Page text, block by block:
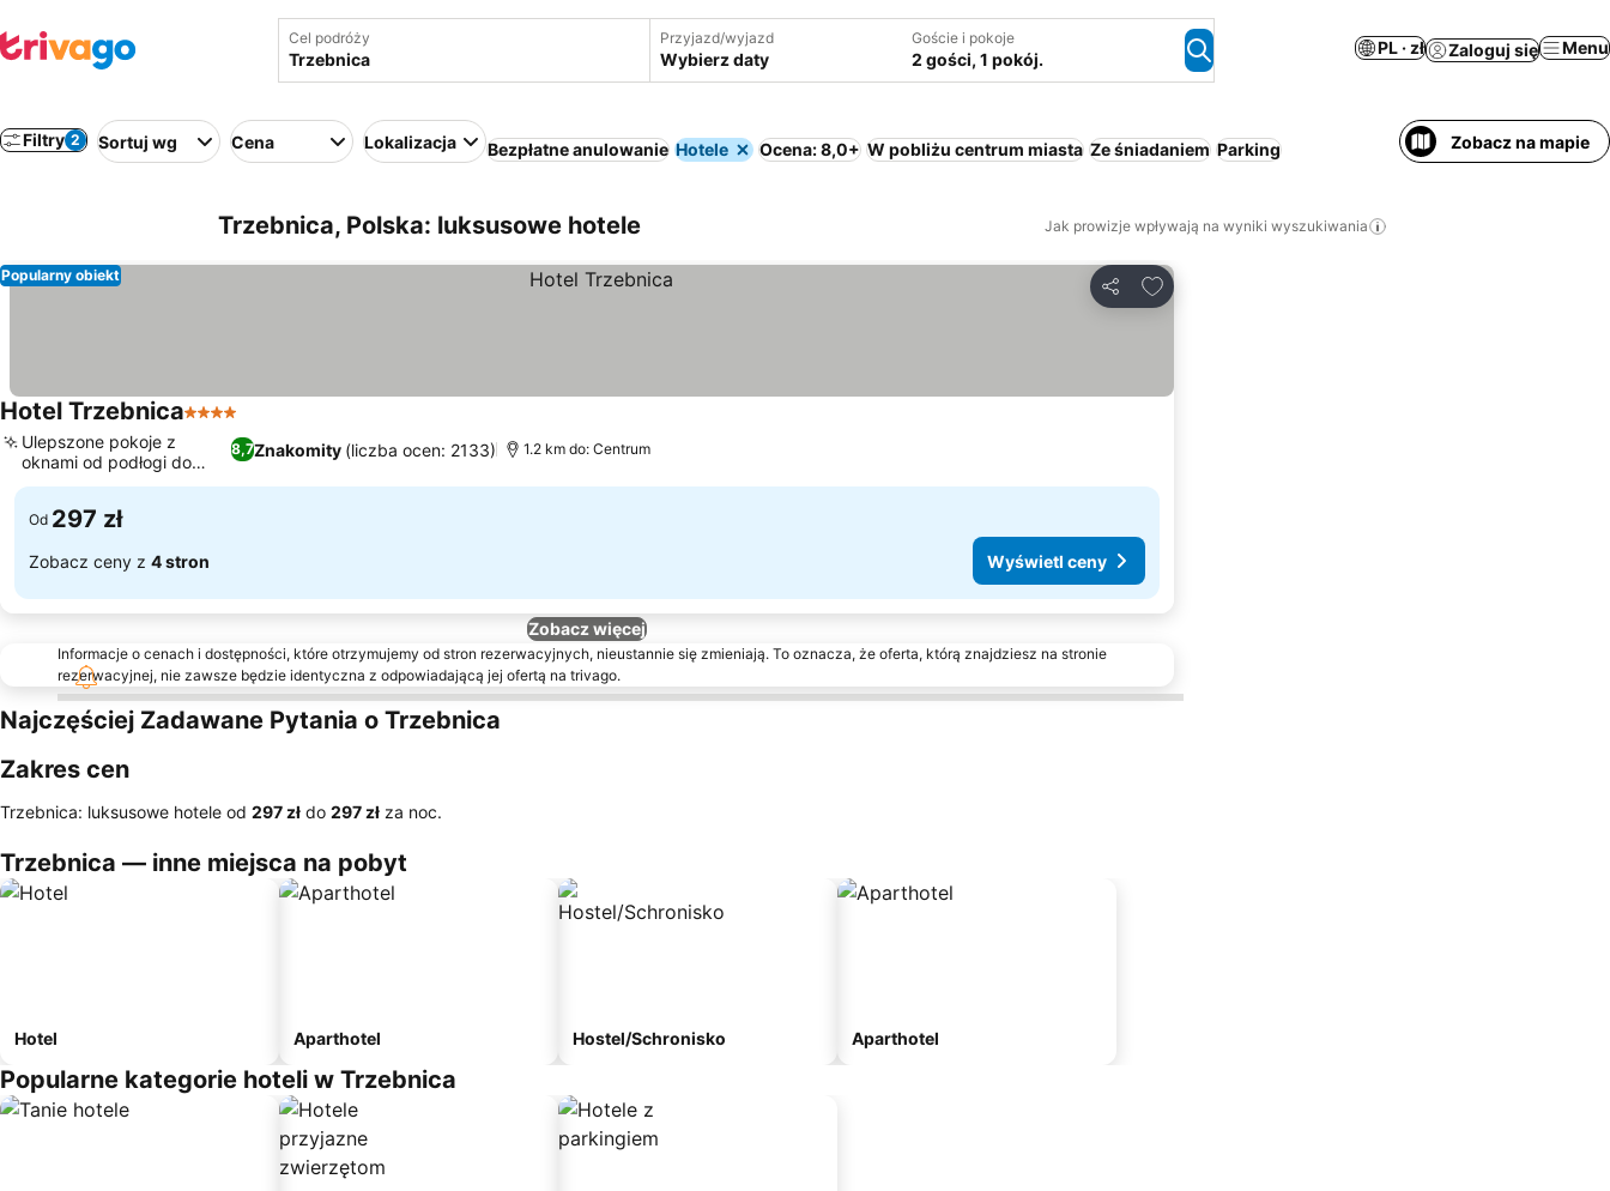
Cel podróży Przyjazd/wyjazd
Wybierz daty
Goście i pokoje
2 gości, 1 pokój.
PL · zł Zaloguj się Menu
Filtry 2 Sortuj wg Cena Lokalizacja Bezpłatne anulowanie Hotele Ocena: 8,0+ W pobliżu centrum miasta Ze śniadaniem Parking Zobacz na mapie
Trzebnica, Polska: luksusowe hotele Jak prowizje wpływają na wyniki wyszukiwania
Udostępnij
Dodaj do ulubionych
Popularny obiekt
Hotel Trzebnica4 Kategoria
8,7Znakomity (liczba ocen: 2133)
Ulepszone pokoje z
oknami od podłogi do
sufitu
1.2 km do: Centrum
Od 297 zł
Zobacz ceny z 4 stron Wyświetl ceny
Zobacz więcej
Informacje o cenach i dostępności, które otrzymujemy od stron rezerwacyjnych, nieustannie się zmieniają. To oznacza, że oferta, którą znajdziesz na stronie
rezerwacyjnej, nie zawsze będzie identyczna z odpowiadającą jej ofertą na trivago.
Najczęściej Zadawane Pytania o Trzebnica
Zakres cen
Trzebnica: luksusowe hotele od ‎297 zł do ‎297 zł za noc.
Trzebnica — inne miejsca na pobyt
Hotel Aparthotel Hostel/Schronisko Aparthotel
Popularne kategorie hoteli w Trzebnica